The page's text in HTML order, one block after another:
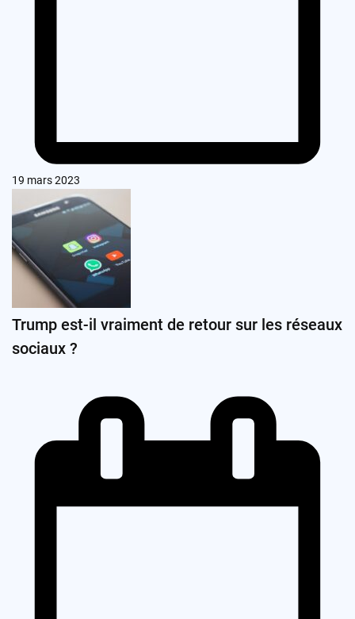
19 mars 2023
Trump est-il vraiment de retour sur les réseaux
sociaux ?